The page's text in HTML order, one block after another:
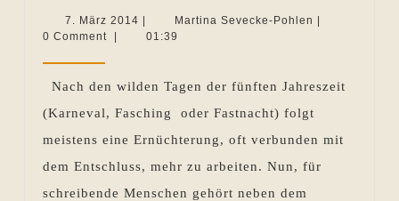
Woche
28.02.
bis
06.03.2014
7. März 2014 7.
März
Martina Sevecke-Pohlen Martina
0 Comment
01:39
Nach den wilden Tagen der fünften Jahreszeit
(Karneval, Fasching oder Fastnacht) folgt
meistens eine Ernüchterung, oft verbunden mit
dem Entschluss, mehr zu arbeiten. Nun, für
schreibende Menschen gehört neben dem